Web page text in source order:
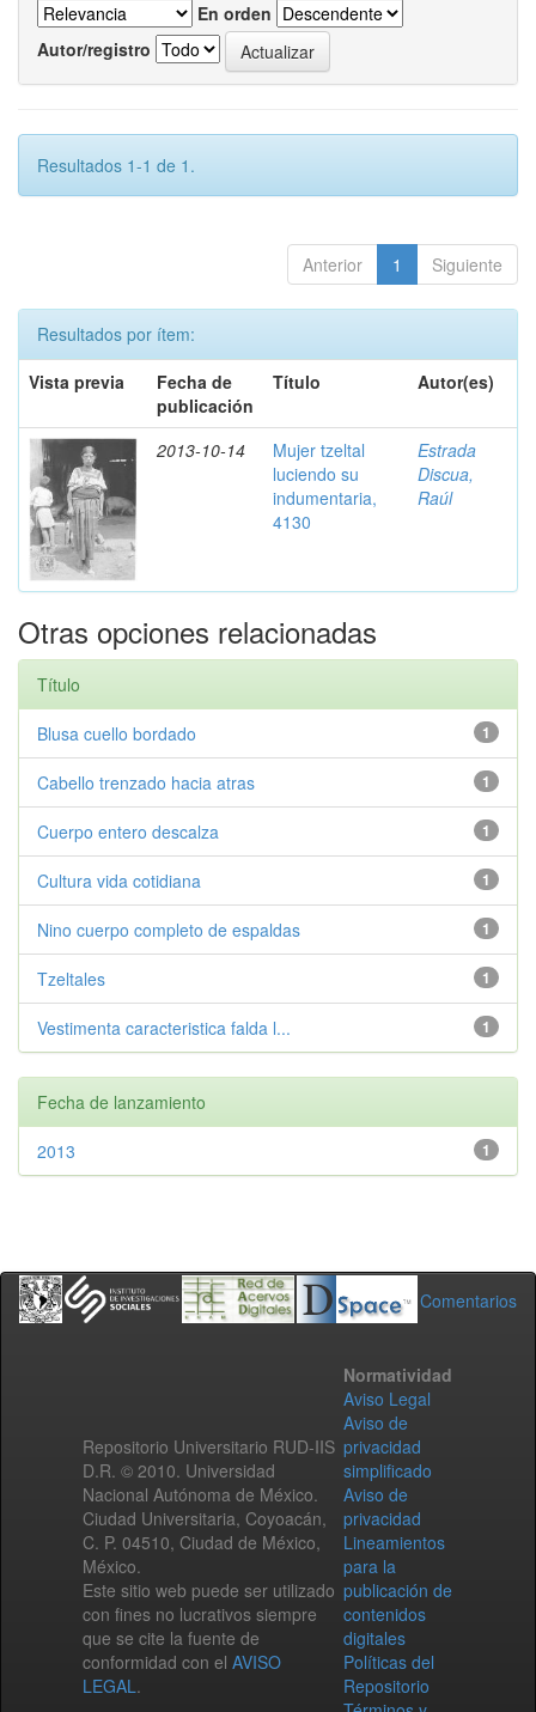
En orden
Autor/registro
Resultados 1-1 de 1.
Anterior 1 Siguiente
Resultados por ítem:
Vista previa
Fecha de
publicación
Título Autor(es)
2013-10-14
Mujer tzeltal
luciendo su
indumentaria,
4130
Estrada
Discua,
Raúl
Otras opciones relacionadas
Título
1
Blusa cuello bordado
1
Cabello trenzado hacia atras
1
Cuerpo entero descalza
1
Cultura vida cotidiana
1
Nino cuerpo completo de espaldas
1
Tzeltales
1
Vestimenta caracteristica falda l...
Fecha de lanzamiento
1
2013
Comentarios
Repositorio Universitario RUD-IIS
D.R. © 2010. Universidad
Nacional Autónoma de México.
Ciudad Universitaria, Coyoacán,
C. P. 04510, Ciudad de México,
México.
Este sitio web puede ser utilizado
con fines no lucrativos siempre
que se cite la fuente de
conformidad con el AVISO
LEGAL.
Normatividad
Aviso Legal
Aviso de
privacidad
simplificado
Aviso de
privacidad
Lineamientos
para la
publicación de
contenidos
digitales
Políticas del
Repositorio